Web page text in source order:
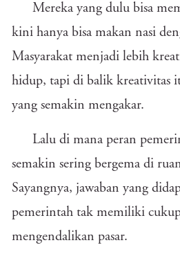
Mereka yang dulu bisa
kini hanya bisa makan nasi
Masyarakat menjadi lebih
hidup, tapi di balik kreativitas
yang semakin mengakar.
Lalu di mana peran
semakin sering bergema di
Sayangnya, jawaban yang
pemerintah tak memiliki
mengendalikan pasar.